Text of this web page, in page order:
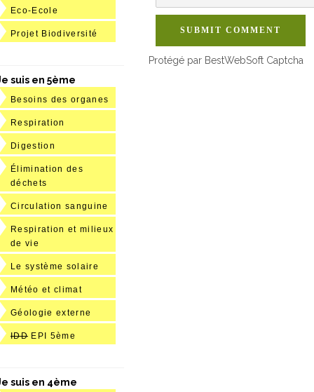
SUBMIT COMMENT
Protégé par BestWebSoft Captcha
Eco-Ecole
Projet Biodiversité
suis en 5ème
Besoins des organes
Respiration
Digestion
Élimination des
déchets
Circulation sanguine
Respiration et milieux
de vie
Le système solaire
Météo et climat
Géologie externe
IDD EPI 5ème
suis en 4ème